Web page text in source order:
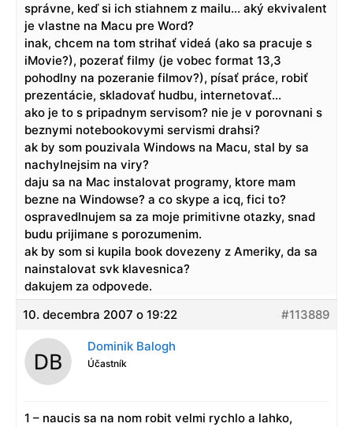
správne, keď si ich stiahnem z mailu… aký ekvivalent
je vlastne na Macu pre Word?
inak, chcem na tom strihať videá (ako sa pracuje s
iMovie?), pozerať filmy (je vobec format 13,3
pohodlny na pozeranie filmov?), písať práce, robiť
prezentácie, skladovať hudbu, internetovať…
ako je to s pripadnym servisom? nie je v porovnani s
beznymi notebookovymi servismi drahsi?
ak by som pouzivala Windows na Macu, stal by sa
nachylnejsim na viry?
daju sa na Mac instalovat programy, ktore mam
bezne na Windowse? a co skype a icq, fici to?
ospravedlnujem sa za moje primitivne otazky, snad
budu prijimane s porozumenim.
ak by som si kupila book dovezeny z Ameriky, da sa
nainstalovat svk klavesnica?
dakujem za odpovede.
10. decembra 2007 o 19:22
#113889
Dominik Balogh
Účastník
1 – naucis sa na nom robit velmi rychlo a lahko,